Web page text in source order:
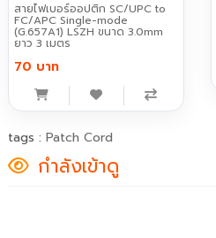
สายไฟเบอร์ออปติก SC/UPC to
FC/APC Single-mode
(G.657A1) LSZH ขนาด 3.0mm
ยาว 3 เมตร
70 บาท
tags : Patch Cord
กำลังเข้าดู